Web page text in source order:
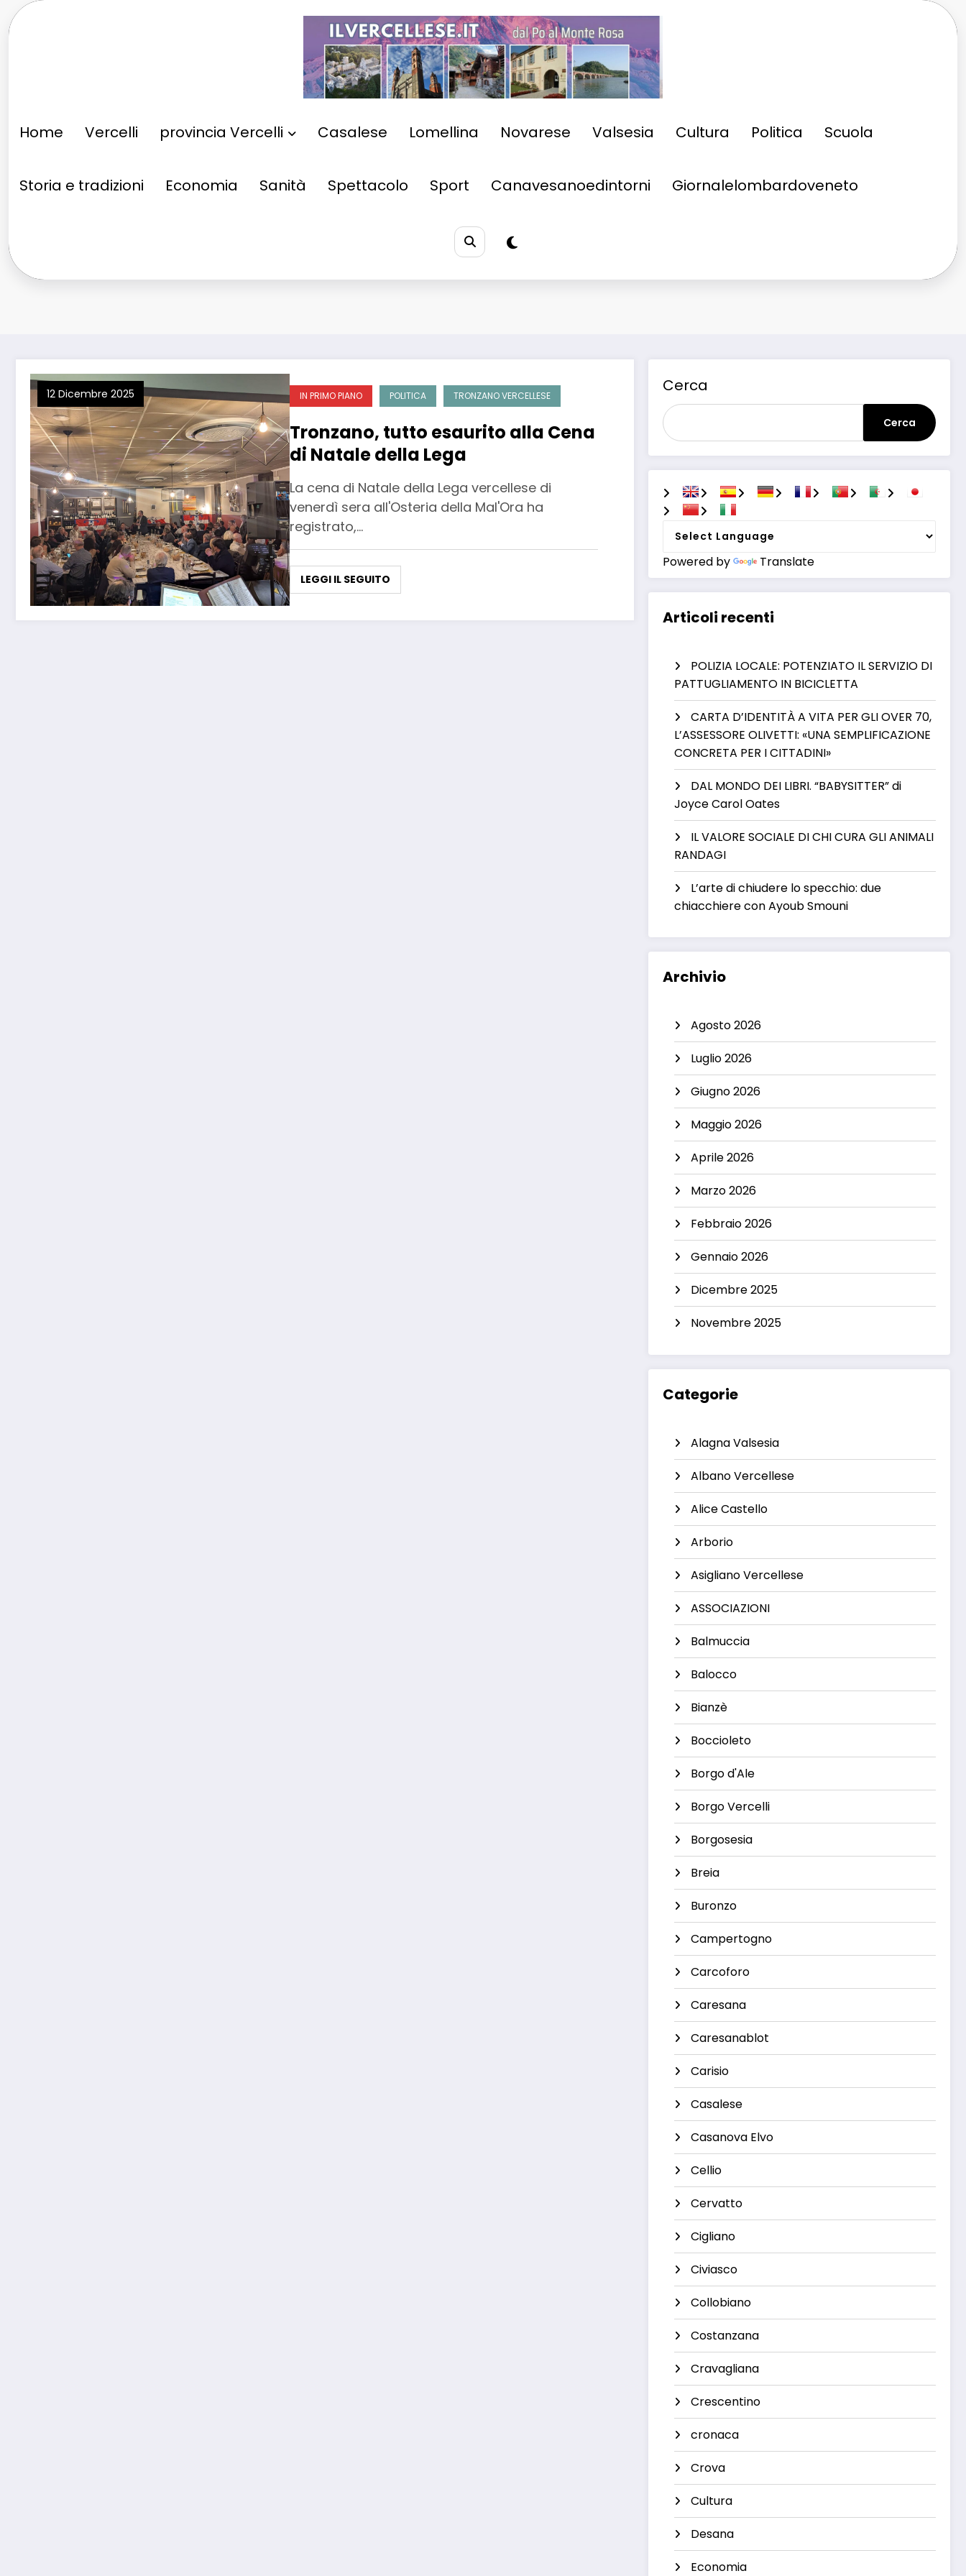
al
Home Vercelli provincia Vercelli Casalese Lomellina Novarese Valsesia Cultura Politica Scuola
Storia e tradizioni Economia Sanità Spettacolo Sport Canavesanoedintorni Giornalelombardoveneto
12 Dicembre 2025 IN PRIMO PIANO POLITICA TRONZANO VERCELLESE
Tronzano, tutto esaurito alla Cena
di Natale della Lega
La cena di Natale della Lega vercellese di
venerdì sera all'Osteria della Mal'Ora ha
registrato,…
LEGGI IL SEGUITO
Cerca
Cerca
Powered by Translate
Articoli recenti
POLIZIA LOCALE: POTENZIATO IL SERVIZIO DI
PATTUGLIAMENTO IN BICICLETTA
CARTA D’IDENTITÀ A VITA PER GLI OVER 70,
L’ASSESSORE OLIVETTI: «UNA SEMPLIFICAZIONE
CONCRETA PER I CITTADINI»
DAL MONDO DEI LIBRI. “BABYSITTER” di
Joyce Carol Oates
IL VALORE SOCIALE DI CHI CURA GLI ANIMALI
RANDAGI
L’arte di chiudere lo specchio: due
chiacchiere con Ayoub Smouni
Archivio
Agosto 2026
Luglio 2026
Giugno 2026
Maggio 2026
Aprile 2026
Marzo 2026
Febbraio 2026
Gennaio 2026
Dicembre 2025
Novembre 2025
Categorie
Alagna Valsesia
Albano Vercellese
Alice Castello
Arborio
Asigliano Vercellese
ASSOCIAZIONI
Balmuccia
Balocco
Bianzè
Boccioleto
Borgo d'Ale
Borgo Vercelli
Borgosesia
Breia
Buronzo
Campertogno
Carcoforo
Caresana
Caresanablot
Carisio
Casalese
Casanova Elvo
Cellio
Cervatto
Cigliano
Civiasco
Collobiano
Costanzana
Cravagliana
Crescentino
cronaca
Crova
Cultura
Desana
Economia